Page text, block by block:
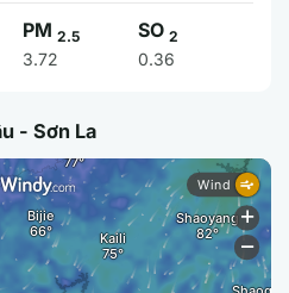
PM 2.5
3.72
SO 2
0.36
- Sơn La